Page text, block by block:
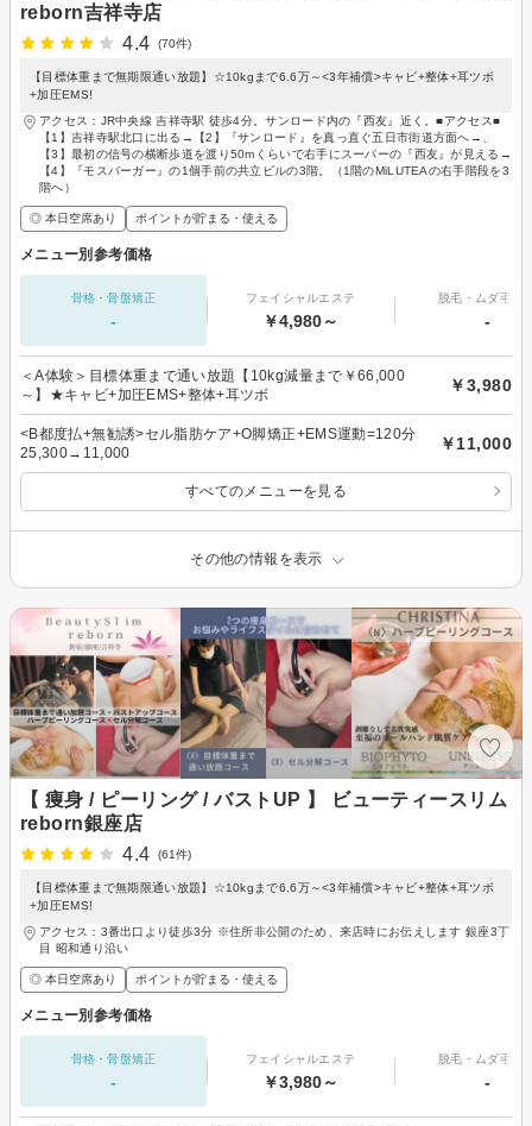
reborn吉祥寺店
4.4
(70件)
【目標体重まで無期限通い放題】☆10kgまで6.6万～<3年補償>キャビ+整体+耳ツボ
+加圧EMS!
アクセス：JR中央線 吉祥寺駅 徒歩4分。サンロード内の『西友』近く。■アクセス■
【1】吉祥寺駅北口に出る→【2】『サンロード』を真っ直ぐ五日市街道方面へ→、
【3】最初の信号の横断歩道を渡り50mくらいで右手にスーパーの『西友』が見える→
【4】『モスバーガー』の1個手前の共立ビルの3階。（1階のMiLUTEAの右手階段を3
階へ）
◎ 本日空席あり ポイントが貯まる・使える
メニュー別参考価格
骨格・骨盤矯正
-
フェイシャルエステ
￥4,980～
脱毛・ムダ毛処
-
＜A体験＞目標体重まで通い放題【10kg減量まで￥66,000
～】★キャビ+加圧EMS+整体+耳ツボ
￥3,980
<B都度払+無勧誘>セル脂肪ケア+O脚矯正+EMS運動=120分
25,300→11,000
￥11,000
すべてのメニューを見る
その他の情報を表示
【 痩身 / ピーリング / バストUP 】 ビューティースリム
reborn銀座店
4.4
(61件)
【目標体重まで無期限通い放題】☆10kgまで6.6万～<3年補償>キャビ+整体+耳ツボ
+加圧EMS!
アクセス：3番出口より徒歩3分 ※住所非公開のため、来店時にお伝えします 銀座3丁
目 昭和通り沿い
◎ 本日空席あり ポイントが貯まる・使える
メニュー別参考価格
骨格・骨盤矯正
-
フェイシャルエステ
￥3,980～
脱毛・ムダ毛処
-